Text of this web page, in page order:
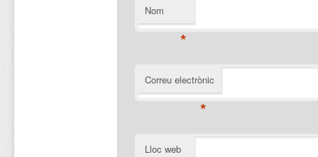
Nom
*
Correu electrònic
*
Lloc web